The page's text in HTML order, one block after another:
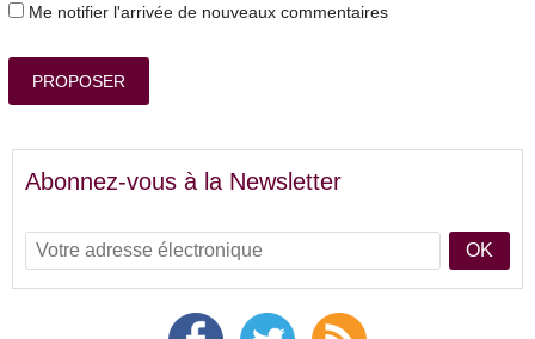
Me notifier l'arrivée de nouveaux commentaires
PROPOSER
Abonnez-vous à la Newsletter
OK